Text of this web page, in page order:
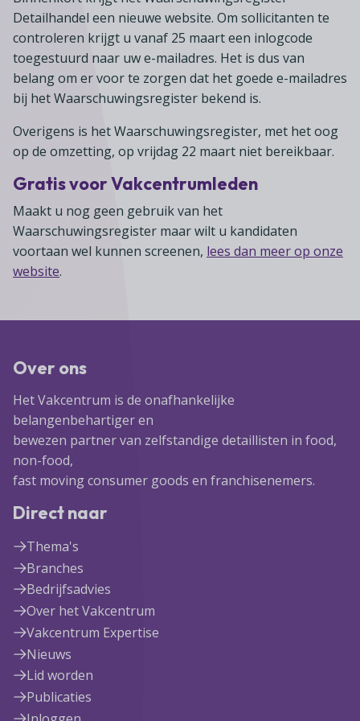
Agenda
Inloggen
Zoeken
Koken en tafelen
Zoetwarenwinkels
Speelgoed, hobby- en feestartikelen
Branchecijfers
Fiscaal advies
Tarieven en voorwaarden
Diensten
Kennis & inspiratie
Ledenvoordeel
Publicatieoverzicht
Besturen
Statuten
Ons team
Partners
Jaarverslag
Pers
In English
Agenda
Detailhandel een nieuwe website. Om sollicitanten te
controleren krijgt u vanaf 25 maart een inlogcode
toegestuurd naar uw e-mailadres. Het is dus van
belang om er voor te zorgen dat het goede e-mailadres
bij het Waarschuwingsregister bekend is.
Overigens is het Waarschuwingsregister, met het oog
op de omzetting, op vrijdag 22 maart niet bereikbaar.
Gratis voor Vakcentrumleden
Maakt u nog geen gebruik van het
Waarschuwingsregister maar wilt u kandidaten
voortaan wel kunnen screenen, lees dan meer op onze
website.
Over ons
Het Vakcentrum is de onafhankelijke
belangenbehartiger en
bewezen partner van zelfstandige detaillisten in food,
non-food,
fast moving consumer goods en franchisenemers.
Direct naar
Thema's
Branches
Bedrijfsadvies
Over het Vakcentrum
Vakcentrum Expertise
Nieuws
Lid worden
Publicaties